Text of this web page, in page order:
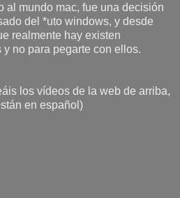
al mundo mac, fue una decisión
del *uto windows, y desde
realmente hay existen
no para pegarte con ellos.
los vídeos de la web de arriba,
en español)